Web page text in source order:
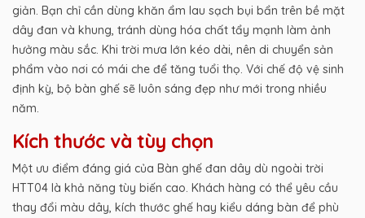
giản. Bạn chỉ cần dùng khăn ẩm lau sạch bụi bẩn trên bề mặt
dây đan và khung, tránh dùng hóa chất tẩy mạnh làm ảnh
hưởng màu sắc. Khi trời mưa lớn kéo dài, nên di chuyển sản
phẩm vào nơi có mái che để tăng tuổi thọ. Với chế độ vệ sinh
định kỳ, bộ bàn ghế sẽ luôn sáng đẹp như mới trong nhiều
năm.
Kích thước và tùy chọn
Một ưu điểm đáng giá của Bàn ghế đan dây dù ngoài trời
HTT04 là khả năng tùy biến cao. Khách hàng có thể yêu cầu
thay đổi màu dây, kích thước ghế hay kiểu dáng bàn để phù